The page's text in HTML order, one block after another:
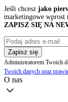
Jeśli chcesz jako
marketingowe wprost
ZAPISZ SIĘ NA
Zapisz się
Administratorem Twoich
Twoich danych oraz
O nas